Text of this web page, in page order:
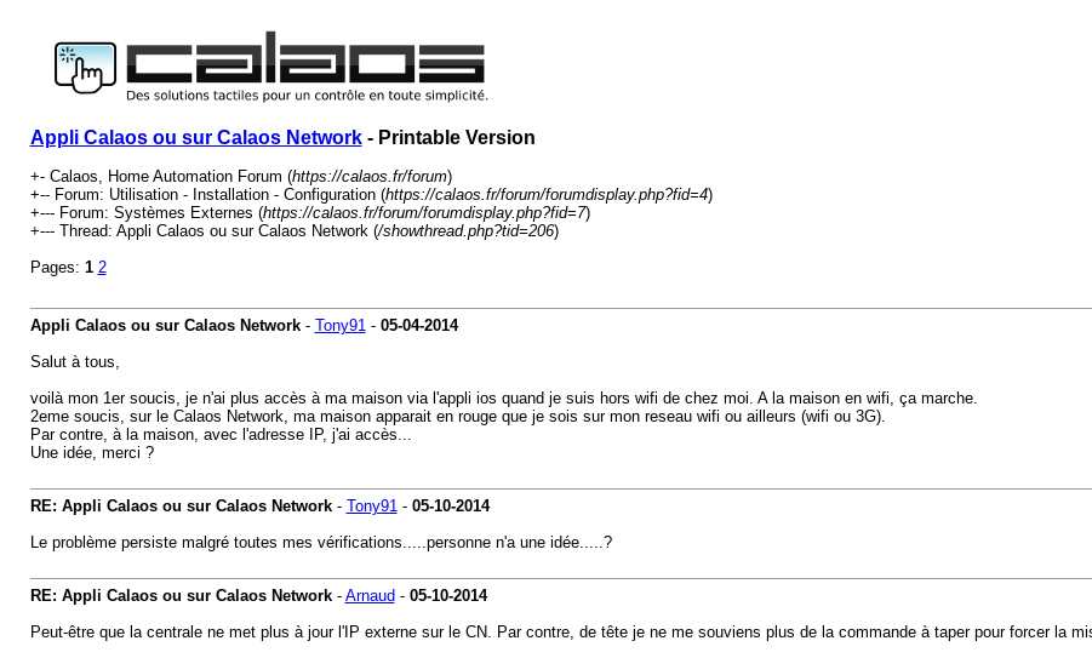
Appli Calaos ou sur Calaos Network- Printable Version
+- Calaos, Home Automation Forum (https://calaos.fr/forum)
+-- Forum: Utilisation - Installation - Configuration (https://calaos.fr/forum/forumdisplay.php?fid=4)
+--- Forum: Systèmes Externes (https://calaos.fr/forum/forumdisplay.php?fid=7)
+--- Thread: Appli Calaos ou sur Calaos Network (/showthread.php?tid=206)
Pages: 1 2
Appli Calaos ou sur Calaos Network- Tony91- 05-04-2014
Salut à tous,
voilà mon 1er soucis, je n'ai plus accès à ma maison via l'appli ios quand je suis hors wifi de chez moi. A la maison en wifi, ça marche.
2eme soucis, sur le Calaos Network, ma maison apparait en rouge que je sois sur mon reseau wifi ou ailleurs (wifi ou 3G).
Par contre, à la maison, avec l'adresse IP, j'ai accès...
Une idée, merci ?
RE: Appli Calaos ou sur Calaos Network- Tony91- 05-10-2014
Le problème persiste malgré toutes mes vérifications.....personne n'a une idée.....?
RE: Appli Calaos ou sur Calaos Network- Arnaud - 05-10-2014
Peut-être que la centrale ne met plus à jour l'IP externe sur le CN. Par contre, de tête je ne me souviens plus de la commande à taper pour forcer la